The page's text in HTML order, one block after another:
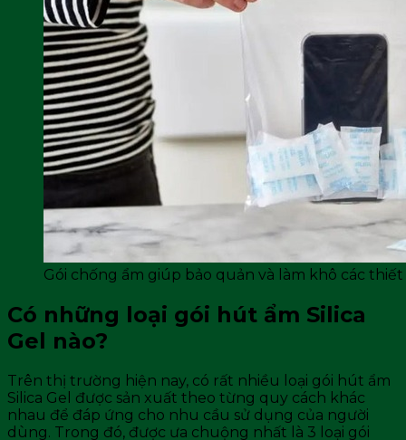
Gói chống ẩm giúp bảo quản và làm khô các
Có những loại gói hút ẩm Silica
Gel nào?
Trên thị trường hiện nay, có rất nhiều loại gói hút ẩm
Silica Gel được sản xuất theo từng quy cách khác
nhau để đáp ứng cho nhu cầu sử dụng của người
dùng. Trong đó, được ưa chuộng nhất là 3 loại gói